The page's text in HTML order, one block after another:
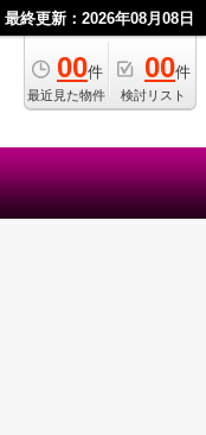
最終更新：2026年08月08日
00件
最近見た物件
00件
検討リスト